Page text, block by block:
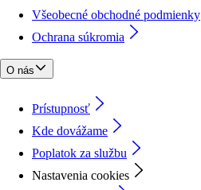
Všeobecné obchodné podmienky
Ochrana súkromia
O nás
Prístupnosť
Kde dovážame
Poplatok za službu
Nastavenia cookies